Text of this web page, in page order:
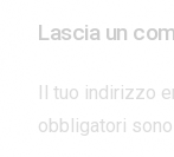
Lascia un
Il tuo indirizzo
obbligatori